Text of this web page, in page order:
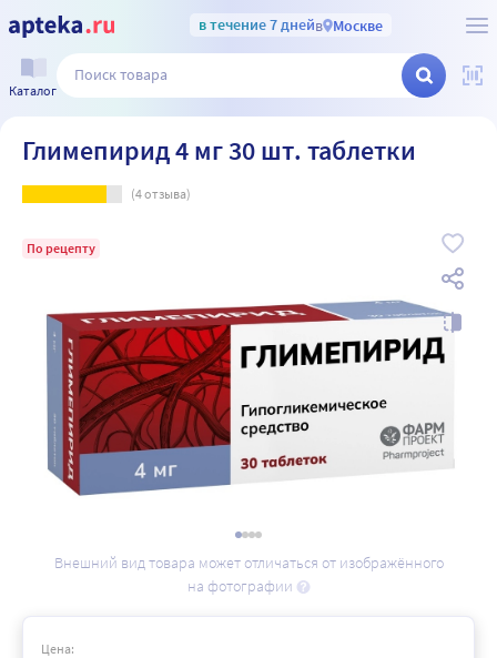
в течение 7 днейв Москве
Каталог
Глимепирид 4 мг 30 шт. таблетки
(4отзыва)
По рецепту
Внешний вид товара может отличаться от изображённого
на фотографии
Цена: